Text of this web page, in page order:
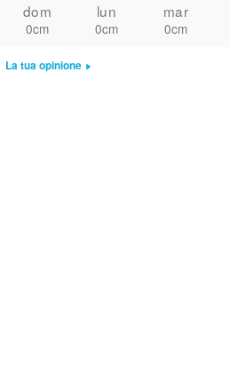
dom lun mar
0cm 0cm 0cm
La tua opinione